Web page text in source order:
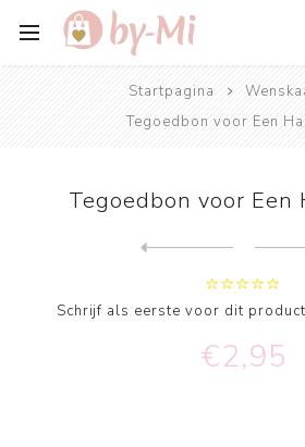
Startpagina
Tegoedbon voor Een
Tegoedbon voor Een
Schrijf als eerste voor dit
€2,95